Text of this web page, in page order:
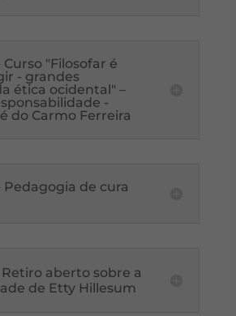
Curso "Filosofar é
- grandes
ética ocidental" –
-
do Carmo Ferreira
Pedagogia de cura
Retiro aberto sobre a
de Etty Hillesum